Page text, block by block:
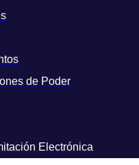
de Poder
Electrónica